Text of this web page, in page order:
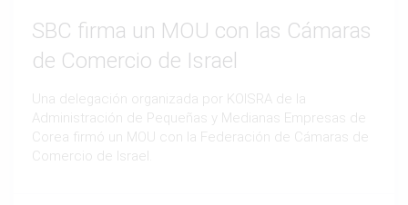
SBC firma un MOU con las Cámaras
de Comercio de Israel
Una delegación organizada por KOISRA de la
Administración de Pequeñas y Medianas Empresas de
Corea firmó un MOU con la Federación de Cámaras de
Comercio de Israel.